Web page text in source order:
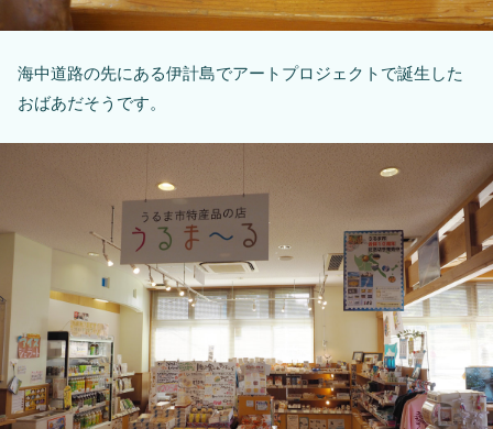
海中道路の先にある伊計島でアートプロジェクトで誕生した
おばあだそうです。